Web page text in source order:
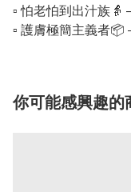
▫️ 怕老怕到出汁族
▫️ 護膚極簡主義者
你可能感興趣的